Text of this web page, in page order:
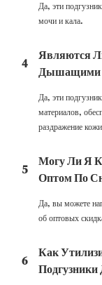
Да, эти
мочи и кала.
4
Являются
Дышащими
Да, эти
материалов,
раздражение
5
Могу Ли Я
Оптом По
Да, вы можете
об оптовых
6
Как